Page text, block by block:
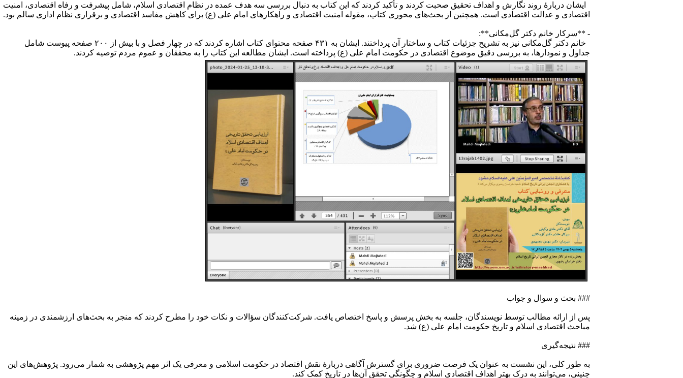
ایشان دربارهٔ روند نگارش و اهداف تحقیق صحبت کردند و تأکید کردند که این کتاب به دنبال بررسی سه هدف عمده در نظام اقتصادی اسلام، شامل پیشرفت و رفاه اقتصادی، امنیت
اقتصادی و عدالت اقتصادی است. همچنین از بحث‌های محوری کتاب، مقوله امنیت اقتصادی و راهکارهای امام علی (ع) برای کاهش مفاسد اقتصادی و برقراری نظام اداری سالم بود.
- **سرکار خانم دکتر گل‌مکانی**:
خانم دکتر گل‌مکانی نیز به تشریح جزئیات کتاب و ساختار آن پرداختند. ایشان به ۴۳۱ صفحه محتوای کتاب اشاره کردند که در چهار فصل و با بیش از ۲۰۰ صفحه پیوست شامل
جداول و نمودارها، به بررسی دقیق موضوع اقتصادی در حکومت امام علی (ع) پرداخته است. ایشان مطالعه این کتاب را به محققان و عموم مردم توصیه کردند.
### بحث و سوال و جواب
پس از ارائه مطالب توسط نویسندگان، جلسه به بخش پرسش و پاسخ اختصاص یافت. شرکت‌کنندگان سؤالات و نکات خود را مطرح کردند که منجر به بحث‌های ارزشمندی در زمینه
مباحث اقتصادی اسلام و تاریخ حکومت امام علی (ع) شد.
### نتیجه‌گیری
به طور کلی، این نشست به عنوان یک فرصت ضروری برای گسترش آگاهی دربارهٔ نقش اقتصاد در حکومت اسلامی و معرفی یک اثر مهم پژوهشی به شمار می‌رود. پژوهش‌های این
چنینی، می‌توانند به درک بهتر اهداف اقتصادی اسلام و چگونگی تحقق آن‌ها در تاریخ کمک کند.